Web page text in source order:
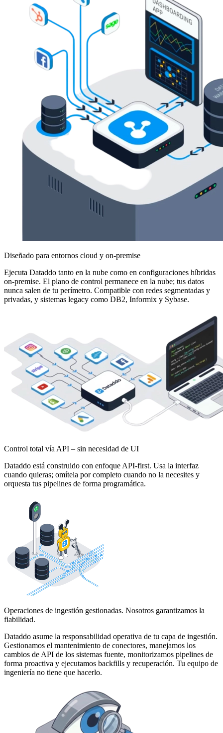
Diseñado para entornos cloud y on-premise
Ejecuta Dataddo tanto en la nube como en configuraciones híbridas
on-premise. El plano de control permanece en la nube; tus datos
nunca salen de tu perímetro. Compatible con redes segmentadas y
privadas, y sistemas legacy como DB2, Informix y Sybase.
Control total vía API – sin necesidad de UI
Dataddo está construido con enfoque API-first. Usa la interfaz
cuando quieras; omítela por completo cuando no la necesites y
orquesta tus pipelines de forma programática.
Operaciones de ingestión gestionadas. Nosotros garantizamos la
fiabilidad.
Dataddo asume la responsabilidad operativa de tu capa de ingestión.
Gestionamos el mantenimiento de conectores, manejamos los
cambios de API de los sistemas fuente, monitorizamos pipelines de
forma proactiva y ejecutamos backfills y recuperación. Tu equipo de
ingeniería no tiene que hacerlo.